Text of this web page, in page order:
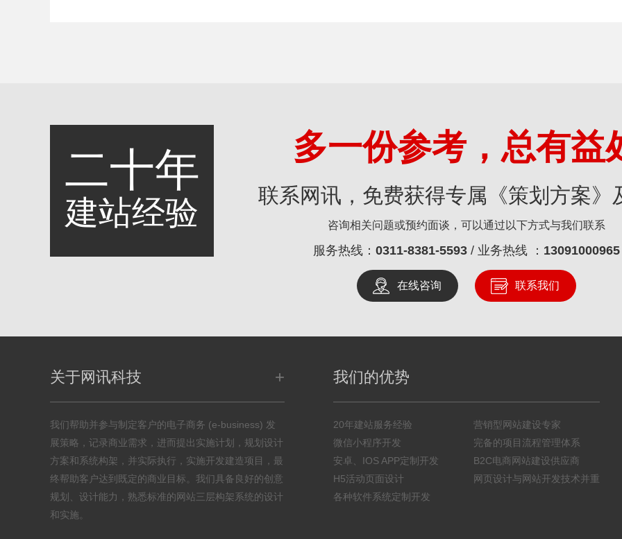
二十年
建站经验
多一份参考，总有益
联系网讯，免费获得专属《策划方案》
咨询相关问题或预约面谈，可以通过以下方式与我们联系
服务热线： 0311-8381-5593 / 业务热线 ： 13091000965
在线咨询 联系我们
关于网讯科技 +
我们帮助并参与制定客户的电子商务 (e-business) 发
展策略，记录商业需求，进而提出实施计划，规划设计
方案和系统构架，并实际执行，实施开发建造项目，最
终帮助客户达到既定的商业目标。我们具备良好的创意
规划、设计能力，熟悉标准的网站三层构架系统的设计
和实施。
我们的优势
20年建站服务经验
微信小程序开发
安卓、IOS APP定制开发
H5活动页面设计
各种软件系统定制开发
营销型网站建设专家
完备的项目流程管理体系
B2C电商网站建设供应商
网页设计与网站开发技术并重